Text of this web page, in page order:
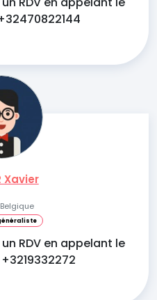
Xavier
RDV en appelant le